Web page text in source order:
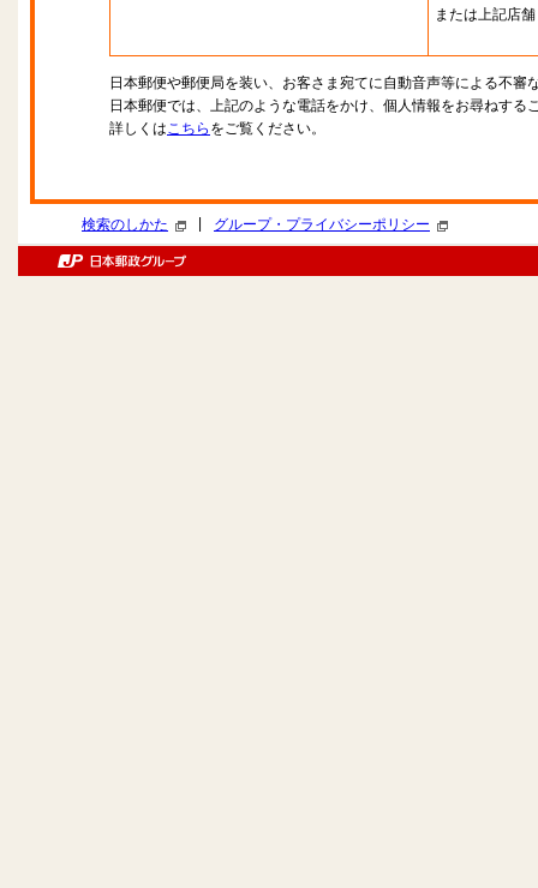
または上記店舗
日本郵便や郵便局を装い、お客さま宛てに自動音声等による不審
日本郵便では、上記のような電話をかけ、個人情報をお尋ねする
詳しくはこちら をご覧ください。
検索のしかた グループ・プライバシーポリシー